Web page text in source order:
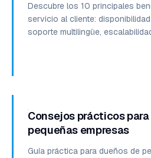
Descubre los 10 principales
servicio al cliente:
soporte multilingüe,
Consejos prácticos
pequeñas empresas
Guía práctica para dueños de